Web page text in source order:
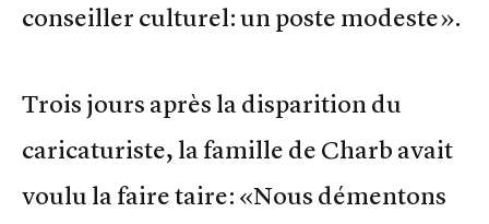
conseiller culturel: un poste modeste».
Trois jours après la disparition du
caricaturiste, la famille de Charb avait
voulu la faire taire: «Nous démen­tons